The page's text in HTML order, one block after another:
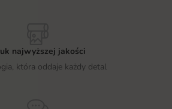
najwyższej jakości
która oddaje każdy detal